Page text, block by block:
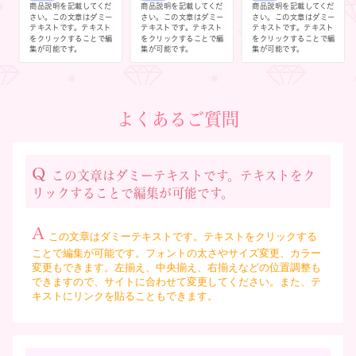
商品説明を記載してくだ
さい。この文章はダミー
テキストです。テキスト
をクリックすることで編
集が可能です。
商品説明を記載してくだ
さい。この文章はダミー
テキストです。テキスト
をクリックすることで編
集が可能です。
商品説明を記載してくだ
さい。この文章はダミー
テキストです。テキスト
をクリックすることで編
集が可能です。
よくあるご質問
Q
この文章はダミーテキストです。テキストをク
リックすることで編集が可能です。
A この文章はダミーテキストです。テキストをクリックする
ことで編集が可能です。フォントの太さやサイズ変更、カラー
変更もできます。左揃え、中央揃え、右揃えなどの位置調整も
できますので、サイトに合わせて変更してください。また、テ
キストにリンクを貼ることもできます。